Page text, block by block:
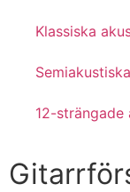
Klassiska
12-